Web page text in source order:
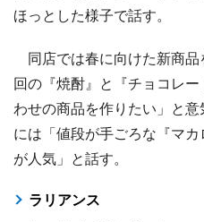
ほっとした様子で話す。
同店では春に向けた新商品
回の『焼酎』と『チョコレ
わせの商品を作りたい」と
には「値段が手ごろな『マカ
が人気」と話す。
ラリアンス